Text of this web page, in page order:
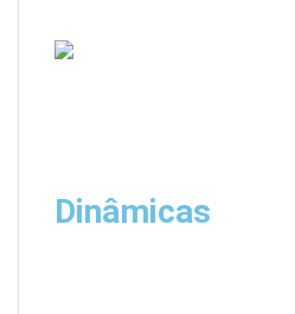
Dinâmicas